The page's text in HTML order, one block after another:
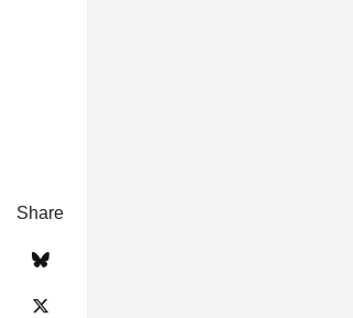
Share